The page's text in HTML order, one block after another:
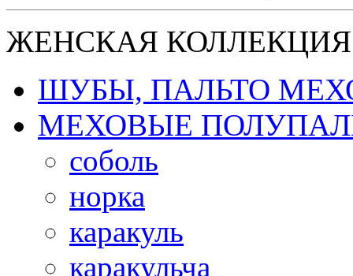
ЖЕНСКАЯ КОЛЛЕКЦИЯ
ШУБЫ, ПАЛЬТО
МЕХОВЫЕ
соболь
норка
каракуль
каракульча